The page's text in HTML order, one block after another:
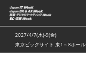
ス
キ
ッ
し
2027/4/7(水)-9(金)
東京ビッグサイト 東1～8ホール